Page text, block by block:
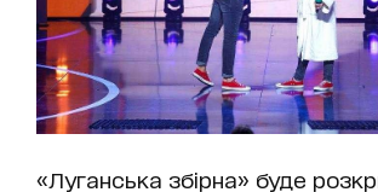
«Луганська збірна» буде